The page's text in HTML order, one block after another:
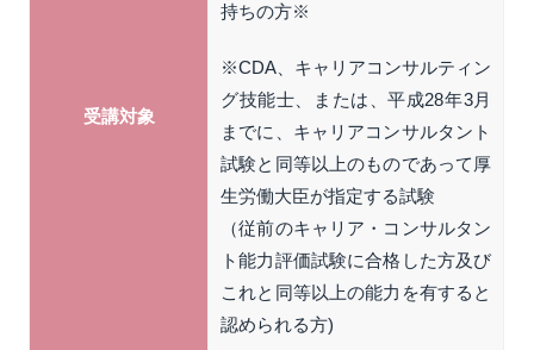
受講対象
持ちの方※
※CDA、キャリアコンサルティン
グ技能士、または、平成28年3月
までに、キャリアコンサルタント
試験と同等以上のものであって厚
生労働大臣が指定する試験
（従前のキャリア・コンサルタン
ト能力評価試験に合格した方及び
これと同等以上の能力を有すると
認められる方)